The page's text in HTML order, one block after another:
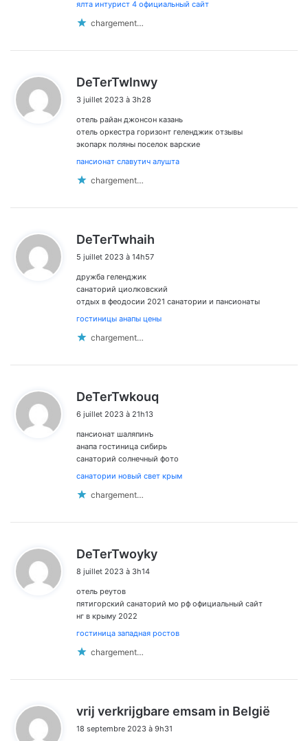
ялта интурист 4 официальный сайт
chargement…
DeTerTwlnwy
:
3 juillet 2023 à 3h28
отель райан джонсон казань
отель оркестра горизонт геленджик отзывы
экопарк поляны поселок варские
пансионат славутич алушта
chargement…
DeTerTwhaih
:
5 juillet 2023 à 14h57
дружба геленджик
санаторий циолковский
отдых в феодосии 2021 санатории и пансионаты
гостиницы анапы цены
chargement…
DeTerTwkouq
:
6 juillet 2023 à 21h13
пансионат шаляпинъ
анапа гостиница сибирь
санаторий солнечный фото
санатории новый свет крым
chargement…
DeTerTwoyky
:
8 juillet 2023 à 3h14
отель реутов
пятигорский санаторий мо рф официальный сайт
нг в крыму 2022
гостиница западная ростов
chargement…
vrij verkrijgbare emsam in België
18 septembre 2023 à 9h31